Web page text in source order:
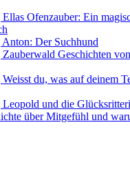
Ofenzauber: Ein
Der Suchhund
Geschichten
du, was auf deinem
und die
über Mitgefühl und